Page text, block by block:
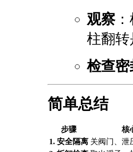
观察：
柱翻
检查密
简单总结
步骤
核
1. 安全隔离 关阀门、泄